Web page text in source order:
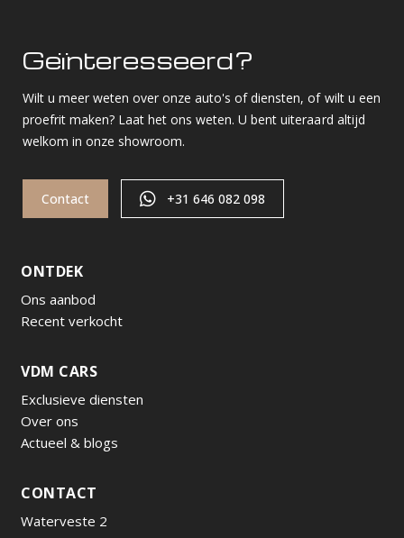
Geïnteresseerd?
Wilt u meer weten over onze auto's of diensten, of wilt u een
proefrit maken? Laat het ons weten. U bent uiteraard altijd
welkom in onze showroom.
Contact +31 646 082 098
ONTDEK
Ons aanbod
Recent verkocht
VDM CARS
Exclusieve diensten
Over ons
Actueel & blogs
CONTACT
Waterveste 2